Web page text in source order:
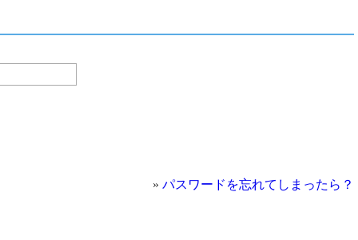
» パスワードを忘れてしまったら？